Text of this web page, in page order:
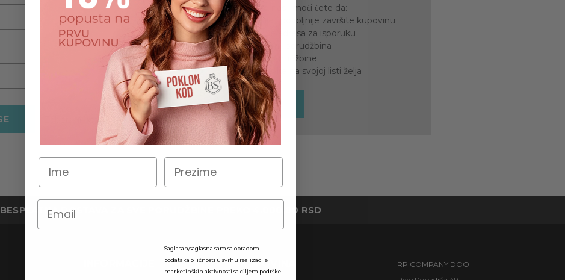
Zaboravili ste šifru?
Napravite nalog kod nas i moći ćete da:
Jednostavnije i povoljnije završite kupovinu
Sačuvajte više adresa za isporuku
Pristupite istoriji porudžbina
Pratite nove porudžbine
Sačuvajte stavke na svojoj listi želja
REGISTRUJ SE
BESPLATNA DOSTAVA ZA SVE PORUDŽBINE PREKO 4.000,00 RSD
KUPOVINA
RP COMPANY DOO
Saglasan/saglasna sam sa obradom
podataka o ličnosti u svrhu realizacije
marketinških aktivnosti sa ciljem podrške